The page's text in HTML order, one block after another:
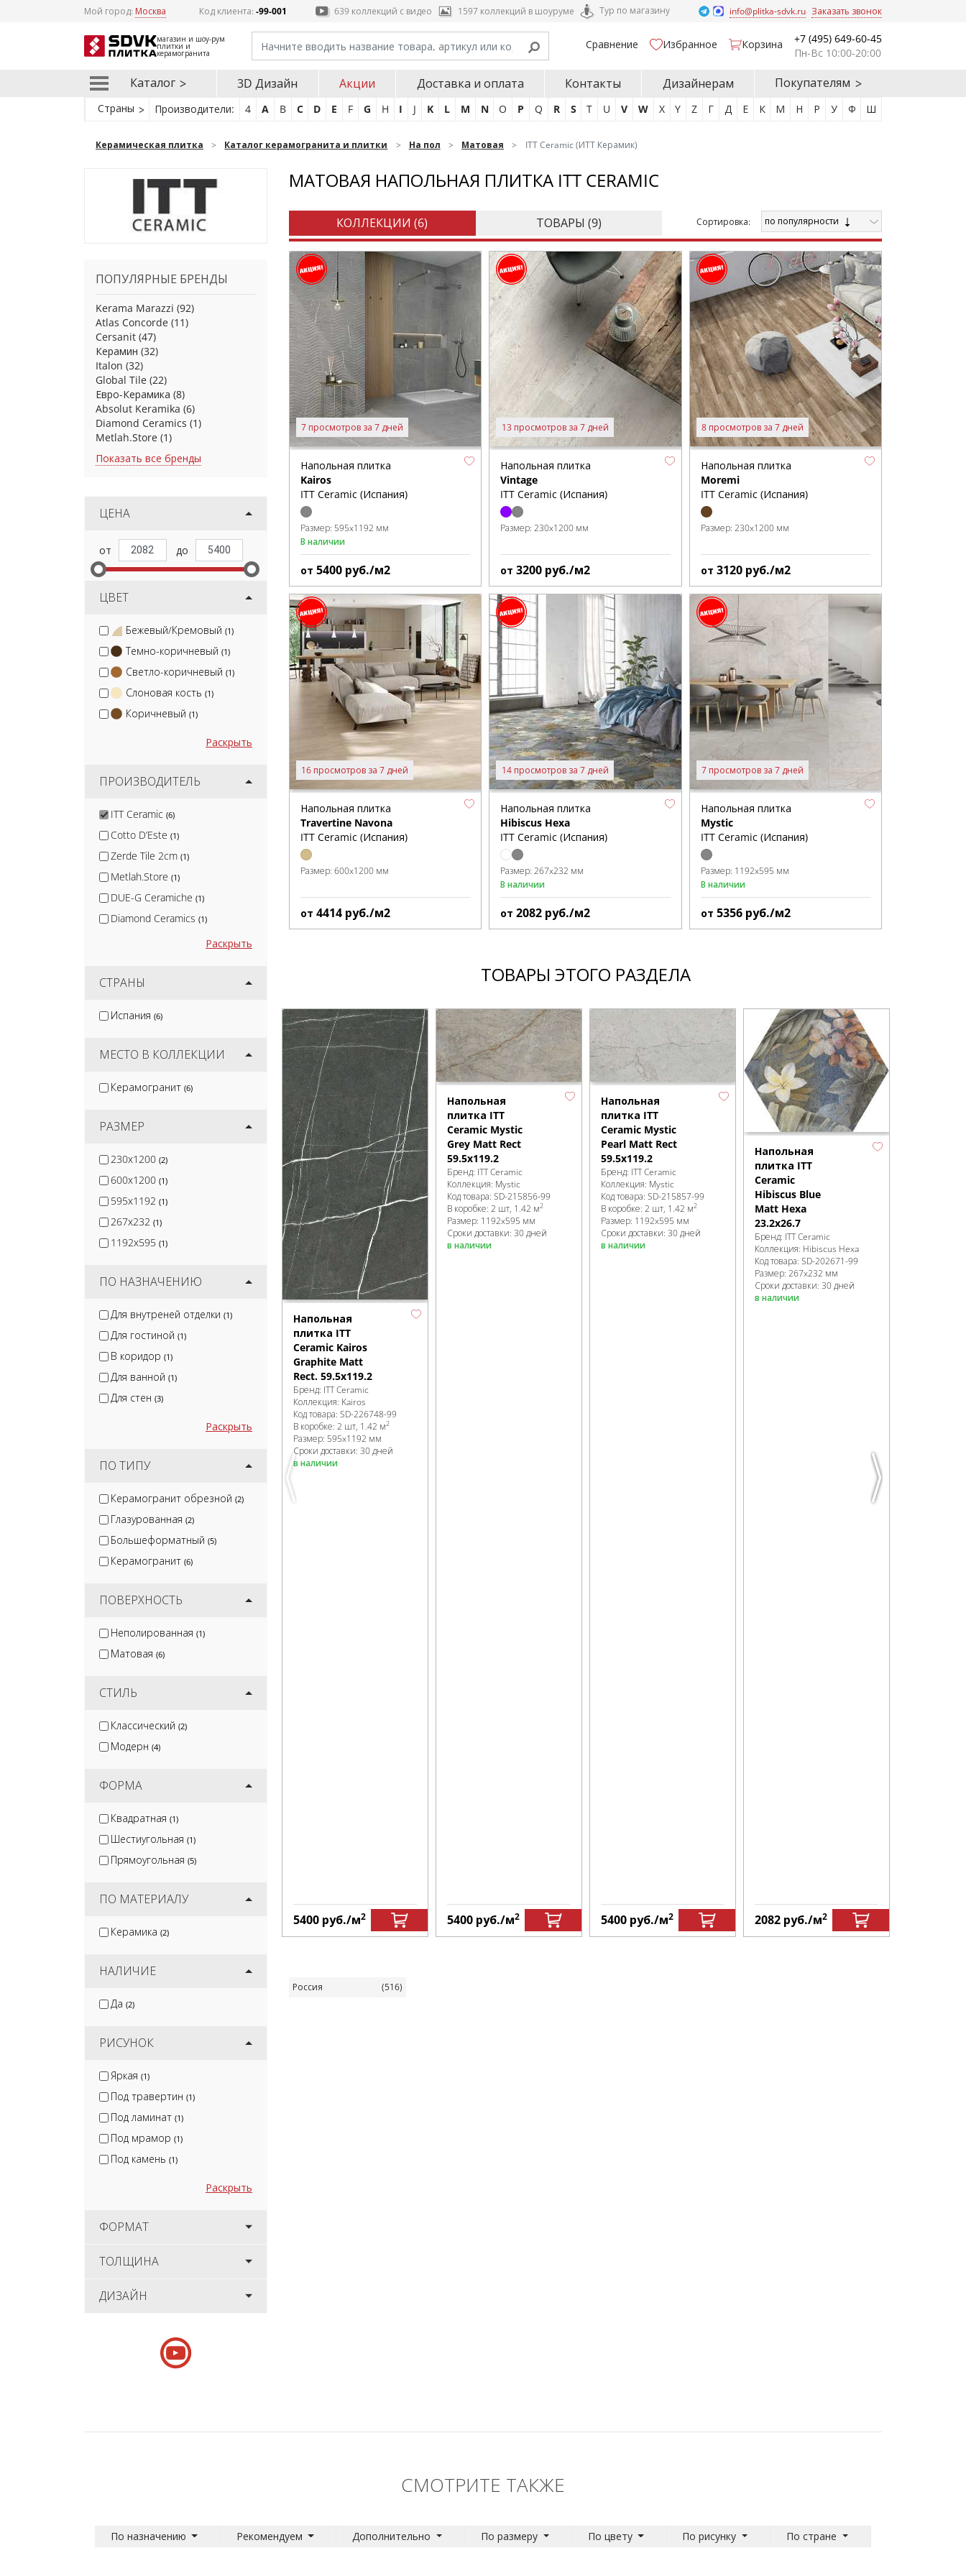
Мой город: Москва Код клиента:-99-001 639 коллекций с видео 1597 коллекций в шоуруме Тур по магазину info@plitka-sdvk.ru Заказать звонок
магазин и шоу-рум
плитки и
керамогранита
Сравнение Избранное Корзина
+7 (495) 649-60-45
Пн-Вс 10:00-20:00
Каталог 3D Дизайн Акции Доставка и оплата Контакты Дизайнерам Покупателям
Страны Производители: 4 A B C D E F G H I J K L M N O P Q R S T U V W X Y Z Г Д Е К М Н Р У Ф Ш
Керамическая плитка Каталог керамогранита и плитки На пол Матовая ITT Ceramic (ИТТ Керамик)
ПОПУЛЯРНЫЕ БРЕНДЫ
Kerama Marazzi (92)
Atlas Concorde (11)
Cersanit (47)
Керамин (32)
Italon (32)
Global Tile (22)
Евро-Керамика (8)
Absolut Keramika (6)
Diamond Ceramics (1)
Metlah.Store (1)
Показать все бренды
ЦЕНА
ЦВЕТ
Бежевый/Кремовый (1)
Темно-коричневый (1)
Светло-коричневый (1)
Слоновая кость (1)
Коричневый (1)
Раскрыть
ПРОИЗВОДИТЕЛЬ
ITT Ceramic (6)
Cotto D’Este (1)
Zerde Tile 2cm (1)
Metlah.Store (1)
DUE-G Ceramiche (1)
Diamond Ceramics (1)
Jano Tiles
Kirovit
Раскрыть
СТРАНЫ
Испания (6)
МЕСТО В КОЛЛЕКЦИИ
Керамогранит (6)
РАЗМЕР
230x1200 (2)
600x1200 (1)
595x1192 (1)
267x232 (1)
1192x595 (1)
ПО НАЗНАЧЕНИЮ
Для внутреней отделки (1)
Для гостиной (1)
В коридор (1)
Для ванной (1)
Для стен (3)
Раскрыть
ПО ТИПУ
Керамогранит обрезной (2)
Глазурованная (2)
Большеформатный (5)
Керамогранит (6)
ПОВЕРХНОСТЬ
Неполированная (1)
Матовая (6)
СТИЛЬ
Классический (2)
Модерн (4)
ФОРМА
Квадратная (1)
Шестиугольная (1)
Прямоугольная (5)
ПО МАТЕРИАЛУ
Керамика (2)
НАЛИЧИЕ
Да (2)
РИСУНОК
Яркая (1)
Под травертин (1)
Под ламинат (1)
Под мрамор (1)
Под камень (1)
Раскрыть
ФОРМАТ
ТОЛЩИНА
ДИЗАЙН
МАТОВАЯ НАПОЛЬНАЯ ПЛИТКА ITT CERAMIC
КОЛЛЕКЦИИ (6) ТОВАРЫ (9) Cортировка: по популярности
7 просмотров за 7 дней
Напольная плитка
Kairos
ITT Ceramic (Испания)
Размер: 595x1192 мм
В наличии
от 5400 руб./м2
13 просмотров за 7 дней
Напольная плитка
Vintage
ITT Ceramic (Испания)
Размер:230x1200 мм
от3200 руб./м2
8 просмотров за 7 дней
Напольная плитка
Moremi
ITT Ceramic (Испания)
Размер: 230x1200 мм
от 3120 руб./м2
16 просмотров за 7 дней
Напольная плитка
Travertine Navona
ITT Ceramic (Испания)
Размер: 600x1200 мм
от 4414 руб./м2
14 просмотров за 7 дней
Напольная плитка
Hibiscus Hexa
ITT Ceramic (Испания)
Размер:267x232 мм
В наличии
от2082 руб./м2
7 просмотров за 7 дней
Напольная плитка
Mystic
ITT Ceramic (Испания)
Размер: 1192x595 мм
В наличии
от 5356 руб./м2
ТОВАРЫ ЭТОГО РАЗДЕЛА
Напольная
плитка ITT
Ceramic Kairos
Graphite Matt
Rect. 59.5x119.2
Бренд: ITT Ceramic
Коллекция: Kairos
Код товара: SD-226748-99
В коробке: 2 шт, 1.42 м2
Размер: 595x1192 мм
Сроки доставки: 30 дней
в наличии
5400 руб./м2
Напольная
плитка ITT
Ceramic Mystic
Grey Matt Rect
59.5x119.2
Бренд: ITT Ceramic
Коллекция: Mystic
Код товара: SD-215856-99
В коробке: 2 шт, 1.42 м2
Размер: 1192x595 мм
Сроки доставки: 30 дней
в наличии
5400 руб./м2
Напольная
плитка ITT
Ceramic Mystic
Pearl Matt Rect
59.5x119.2
Бренд: ITT Ceramic
Коллекция: Mystic
Код товара: SD-215857-99
В коробке: 2 шт, 1.42 м2
Размер: 1192x595 мм
Сроки доставки: 30 дней
в наличии
5400 руб./м2
Напольная
плитка ITT
Ceramic
Hibiscus Blue
Matt Hexa
23.2x26.7
Бренд: ITT Ceramic
Коллекция: Hibiscus Hexa
Код товара: SD-202671-99
Размер: 267x232 мм
Сроки доставки: 30 дней
в наличии
2082 руб./м2
Россия (516)
СМОТРИТЕ ТАКЖЕ
По назначению Рекомендуем Дополнительно По размеру По цвету По рисунку По стране